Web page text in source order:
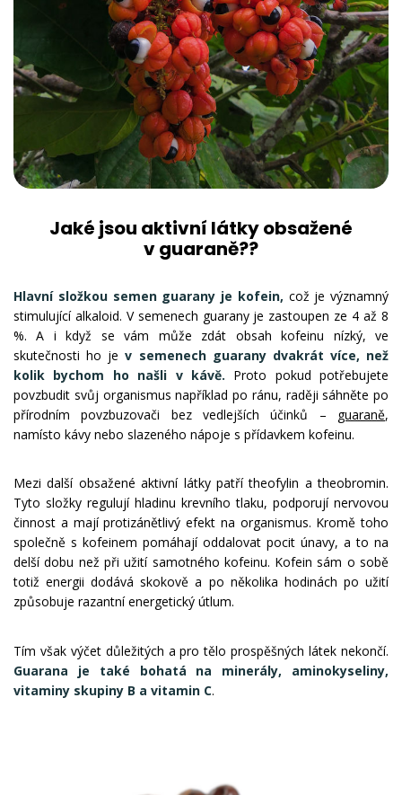
Jaké jsou aktivní látky obsažené
v guaraně??
Hlavní složkou semen guarany je kofein, což je významný
stimulující alkaloid. V semenech guarany je zastoupen ze 4 až 8
%. A i když se vám může zdát obsah kofeinu nízký, ve
skutečnosti ho jev semenech guarany dvakrát více, než
kolik bychom ho našli v kávě. Proto pokud potřebujete
povzbudit svůj organismus například po ránu, raději sáhněte po
přírodním povzbuzovači bez vedlejších účinků – guaraně,
namísto kávy nebo slazeného nápoje s přídavkem kofeinu.
Mezi další obsažené aktivní látky patří theofylin a theobromin.
Tyto složky regulují hladinu krevního tlaku, podporují nervovou
činnost a mají protizánětlivý efekt na organismus. Kromě toho
společně s kofeinem pomáhají oddalovat pocit únavy, a to na
delší dobu než při užití samotného kofeinu. Kofein sám o sobě
totiž energii dodává skokově a po několika hodinách po užití
způsobuje razantní energetický útlum.
Tím však výčet důležitých a pro tělo prospěšných látek nekončí.
Guarana je také bohatá na minerály, aminokyseliny,
vitaminy skupiny B a vitamin C.